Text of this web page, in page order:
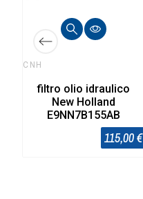
CNH
filtro olio idraulico
New Holland
E9NN7B155AB
115,00 €